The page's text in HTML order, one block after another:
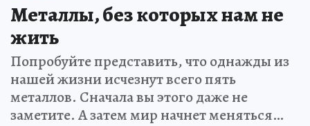
Металлы, без которых нам не
жить
Попробуйте представить, что однажды из
нашей жизни исчезнут всего пять
металлов. Сначала вы этого даже не
заметите. А затем мир начнет меняться…